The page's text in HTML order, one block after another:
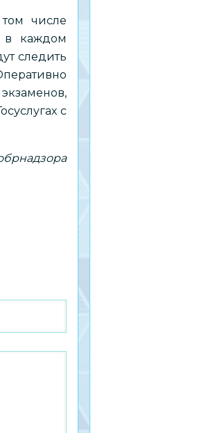
числе
в каждом
следить
с